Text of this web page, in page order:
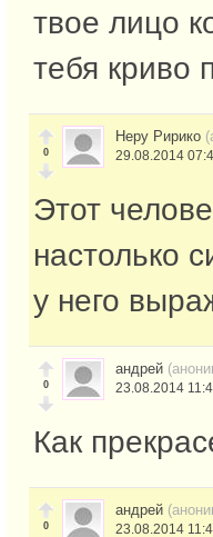
твое лицо
тебя криво
0
Неру Ририко
29.08.2014
Этот
настолько
у него
0
андрей
23.08.2014
Как
0
андрей
23.08.2014